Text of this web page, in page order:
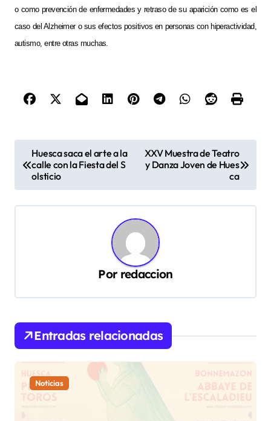
o como prevención de enfermedades y retraso de su aparición como es el
caso del Alzheimer o sus efectos positivos en personas con hiperactividad,
autismo, entre otras muchas.
a
v
e
n
d
e
e
Huesca saca el arte a la
calle con la Fiesta del S
olsticio
XXV Muestra de Teatro
y Danza Joven de Hues
ca
Por redaccion
Entradas relacionadas
Noticias